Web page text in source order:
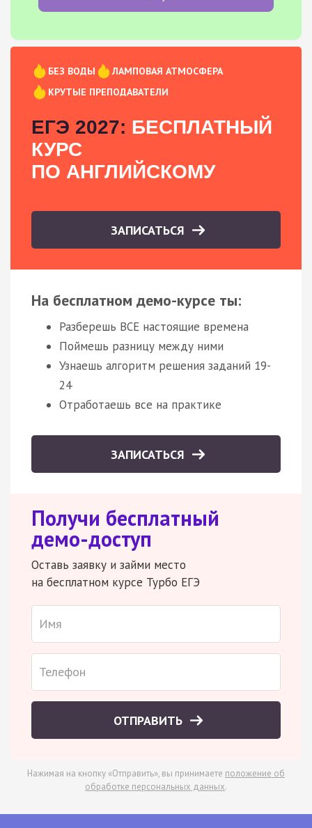
БЕЗ ВОДЫ
ЛАМПОВАЯ АТМОСФЕРА
КРУТЫЕ ПРЕПОДАВАТЕЛИ
ЕГЭ 2027: БЕСПЛАТНЫЙ
КУРС
ПО АНГЛИЙСКОМУ
ЗАПИСАТЬСЯ
На бесплатном демо-курсе ты:
Разберешь ВСЕ настоящие времена
Поймешь разницу между ними
Узнаешь алгоритм решения заданий 19-
24
Отработаешь все на практике
ЗАПИСАТЬСЯ
Получи бесплатный
демо-доступ
Оставь заявку и займи место
на бесплатном курсе Турбо ЕГЭ
ОТПРАВИТЬ
Нажимая на кнопку «Отправить», вы принимаете положение об
обработке персональных данных.